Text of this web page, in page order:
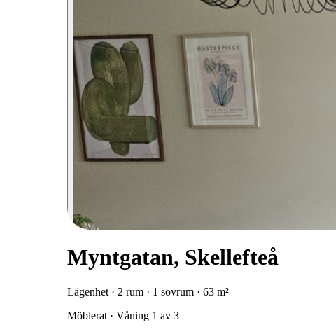
Myntgatan, Skellefteå
Lägenhet · 2 rum · 1 sovrum · 63 m²
Möblerat · Våning 1 av 3